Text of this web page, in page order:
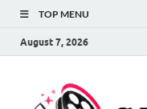
TOP MENU
August 7, 2026